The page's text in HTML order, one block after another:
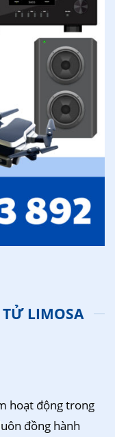
LIMOSA
hoạt động trong
đồng hành